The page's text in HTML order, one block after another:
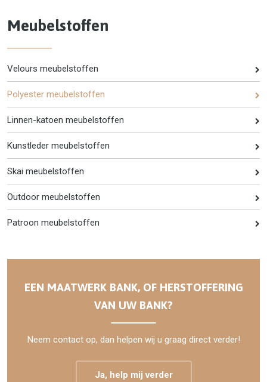
Meubelstoffen
Velours meubelstoffen
Polyester meubelstoffen
Linnen-katoen meubelstoffen
Kunstleder meubelstoffen
Skai meubelstoffen
Outdoor meubelstoffen
Patroon meubelstoffen
EEN MAATWERK BANK, OF HERSTOFFERING
VAN UW BANK?
Neem contact op, dan helpen wij u graag direct verder!
Ja, help mij verder